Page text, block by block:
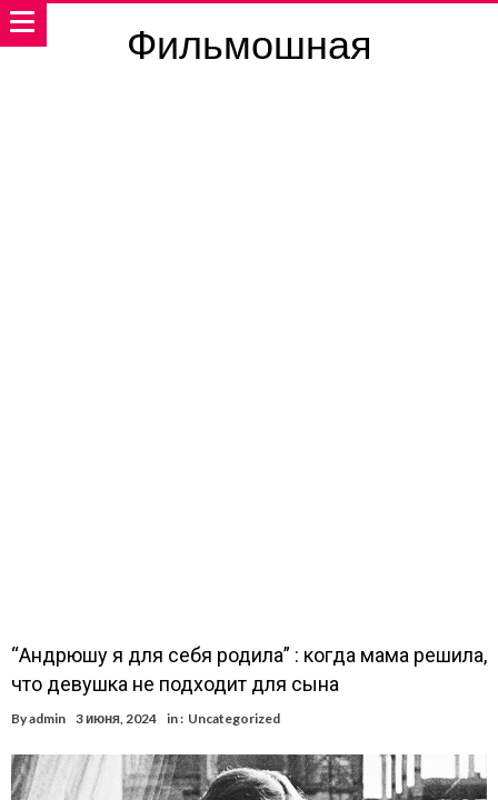
Фильмошная
“Андрюшу я для себя родила” : когда мама решила,
что девушка не подходит для сына
Byadmin 3 июня, 2024 in : Uncategorized